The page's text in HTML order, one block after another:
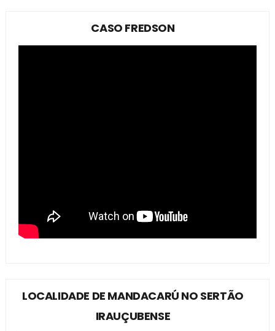
CASO FREDSON
LOCALIDADE DE MANDACARÚ NO SERTÃO
IRAUÇUBENSE